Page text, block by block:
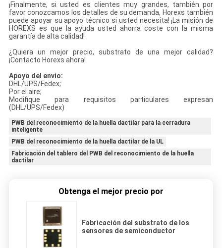
¡Finalmente, si usted es clientes muy grandes, también por
favor conozcamos los detalles de su demanda, Horexs también
puede apoyar su apoyo técnico si usted necesita! ¡La misión de
HOREXS es que la ayuda usted ahorra coste con la misma
garantía de alta calidad!
¿Quiera un mejor precio, substrato de una mejor calidad?
¡Contacto Horexs ahora!
Apoyo del envío:
DHL/UPS/Fedex;
Por el aire;
Modifique para requisitos particulares expresan
(DHL/UPS/Fedex)
PWB del reconocimiento de la huella dactilar para la cerradura
inteligente
PWB del reconocimiento de la huella dactilar de la UL
Fabricación del tablero del PWB del reconocimiento de la huella
dactilar
Obtenga el mejor precio por
Fabricación del substrato de los
sensores de semiconductor